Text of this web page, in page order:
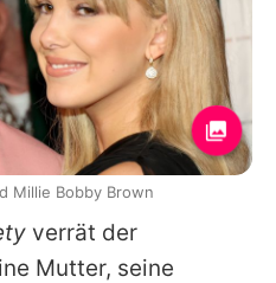
verrät der
Mutter, seine
Millie Bobby Brown